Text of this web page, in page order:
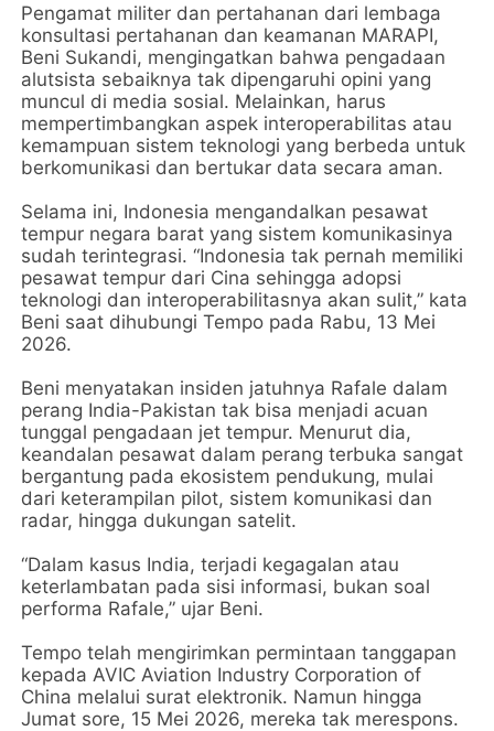
Pengamat militer dan pertahanan dari lembaga
konsultasi pertahanan dan keamanan MARAPI,
Beni Sukandi, mengingatkan bahwa pengadaan
alutsista sebaiknya tak dipengaruhi opini yang
muncul di media sosial. Melainkan, harus
mempertimbangkan aspek interoperabilitas atau
kemampuan sistem teknologi yang berbeda untuk
berkomunikasi dan bertukar data secara aman.
Selama ini, Indonesia mengandalkan pesawat
tempur negara barat yang sistem komunikasinya
sudah terintegrasi. “Indonesia tak pernah memiliki
pesawat tempur dari Cina sehingga adopsi
teknologi dan interoperabilitasnya akan sulit,” kata
Beni saat dihubungi Tempo pada Rabu, 13 Mei
2026.
Beni menyatakan insiden jatuhnya Rafale dalam
perang India-Pakistan tak bisa menjadi acuan
tunggal pengadaan jet tempur. Menurut dia,
keandalan pesawat dalam perang terbuka sangat
bergantung pada ekosistem pendukung, mulai
dari keterampilan pilot, sistem komunikasi dan
radar, hingga dukungan satelit.
“Dalam kasus India, terjadi kegagalan atau
keterlambatan pada sisi informasi, bukan soal
performa Rafale,” ujar Beni.
Tempo telah mengirimkan permintaan tanggapan
kepada AVIC Aviation Industry Corporation of
China melalui surat elektronik. Namun hingga
Jumat sore, 15 Mei 2026, mereka tak merespons.